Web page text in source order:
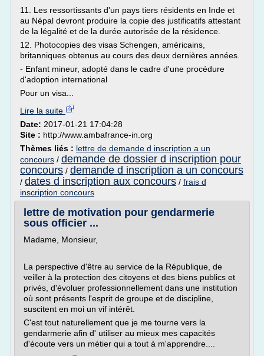
11. Les ressortissants d'un pays tiers résidents en Inde et
au Népal devront produire la copie des justificatifs attestant
de la légalité et de la durée autorisée de la résidence.
12. Photocopies des visas Schengen, américains,
britanniques obtenus au cours des deux dernières années.
- Enfant mineur, adopté dans le cadre d'une procédure
d'adoption international
Pour un visa...
Lire la suite
Date: 2017-01-21 17:04:28
Site : http://www.ambafrance-in.org
Thèmes liés : lettre de demande d inscription a un
concours / demande de dossier d inscription pour
concours / demande d inscription a un concours
/ dates d inscription aux concours / frais d
inscription concours
lettre de motivation pour gendarmerie
sous officier ...
Madame, Monsieur,
La perspective d'être au service de la République, de
veiller à la protection des citoyens et des biens publics et
privés, d'évoluer professionnellement dans une institution
où sont présents l'esprit de groupe et de discipline,
suscitent en moi un vif intérêt.
C'est tout naturellement que je me tourne vers la
gendarmerie afin d' utiliser au mieux mes capacités
d'écoute vers un métier qui a tout à m'apprendre....